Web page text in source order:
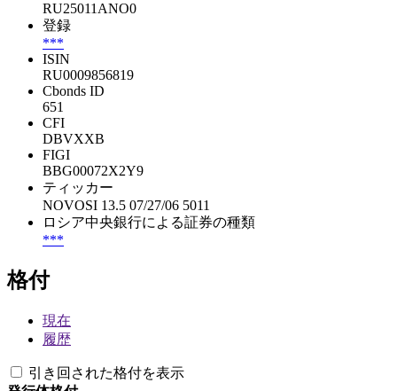
RU25011ANO0
登録
***
ISIN
RU0009856819
Cbonds ID
651
CFI
DBVXXB
FIGI
BBG00072X2Y9
ティッカー
NOVOSI 13.5 07/27/06 5011
ロシア中央銀行による証券の種類
***
格付
現在
履歴
引き回された格付を表示